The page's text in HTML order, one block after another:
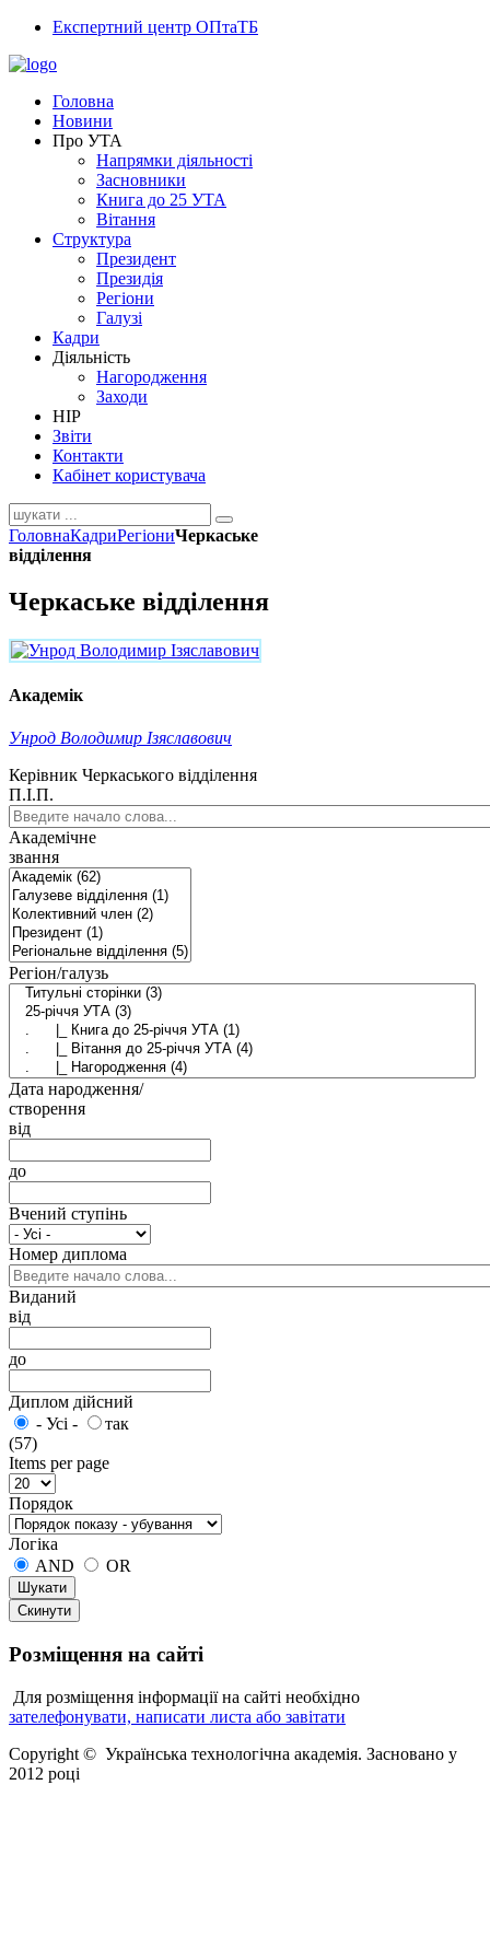
Експертний центр ОПтаТБ
Головна
Новини
Про УТА
Напрямки діяльності
Засновники
Книга до 25 УТА
Вітання
Структура
Президент
Президія
Регіони
Галузі
Кадри
Діяльність
Нагородження
Заходи
НІР
Звіти
Контакти
Кабінет користувача
ГоловнаКадриРегіониЧеркаське
відділення
Черкаське відділення
Академік
Унрод Володимир Ізяславович
Керівник Черкаського відділення
П.І.П.
Академічне
звання
Регіон/галузь
Дата народження/
створення
від
до
Вчений ступінь
Номер диплома
Виданий
від
до
Диплом дійсний
- Усі -
так
(57)
Items per page
Порядок
Логіка
AND
OR
Розміщення на сайті
Для розміщення інформації на сайті необхідно
зателефонувати, написати листа або завітати
Copyright © Українська технологічна академія. Засновано у
2012 році